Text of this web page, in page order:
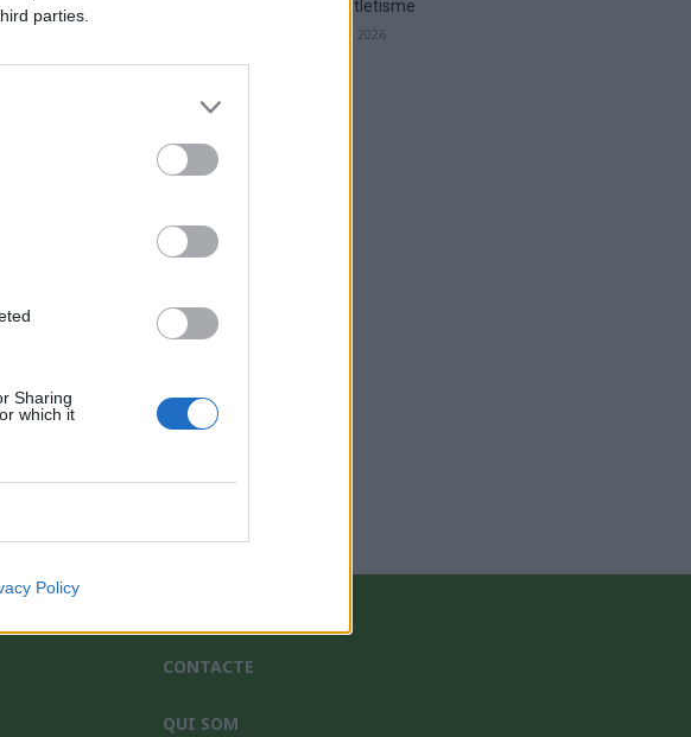
parties.
Sharing
which it
Policy
16 d’atletisme
maig 8, 2026
CONTACTE
QUI SOM